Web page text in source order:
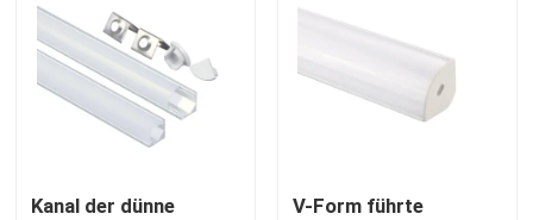
Angebrachtes LED-Oberflächenprofil
Vertiefte LED-Profil
Profil der Fasergipsplatten-LED
Kanal der dünne
V-Form führte